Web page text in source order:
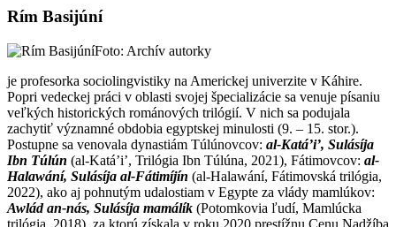
Rím Basijúní
Foto: Archív autorky
je profesorka sociolingvistiky na Americkej univerzite v Káhire.
Popri vedeckej práci v oblasti svojej špecializácie sa venuje písaniu
veľkých historických románových trilógií. V nich sa podujala
zachytiť významné obdobia egyptskej minulosti (9. – 15. stor.).
Postupne sa venovala dynastiám Túlúnovcov: al-Katá’i’, Sulásíja
Ibn Túlún (al-Katá’i’, Trilógia Ibn Túlúna, 2021), Fátimovcov: al-
Halawání, Sulásíja al-Fátimíjín (al-Halawání, Fátimovská trilógia,
2022), ako aj pohnutým udalostiam v Egypte za vlády mamlúkov:
Awlád an-nás, Sulásíja mamálík (Potomkovia ľudí, Mamlúcka